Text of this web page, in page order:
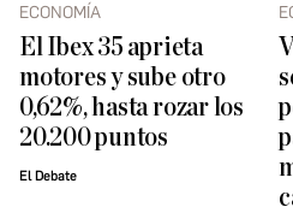
ECONOMÍA
El Ibex 35 aprieta
motores y sube otro
0,62%, hasta rozar los
20.200 puntos
El Debate